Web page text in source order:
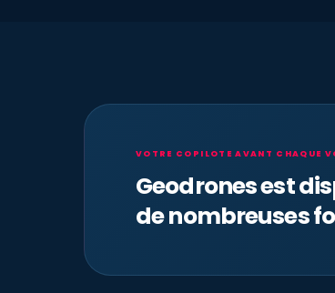
VOTRE COPILOTE AVANT CHAQUE
Geodrones est
de nombreuses